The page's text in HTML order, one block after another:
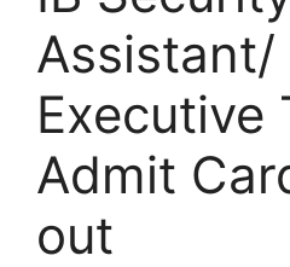
Assistant/
Executive
Admit
out